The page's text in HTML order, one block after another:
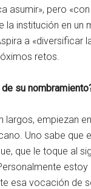
asumir», pero
la institución en
a «diversificar
retos.
su
empiezan
Uno sabe
que le toque al
esa vocación de